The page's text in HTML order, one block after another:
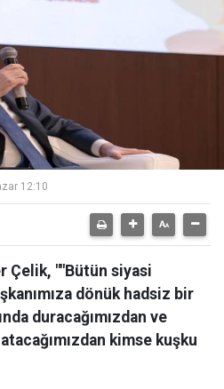
12:10
Çelik, ""Bütün siyasi
dönük hadsiz bir
duracağımızdan ve
kimse kuşku